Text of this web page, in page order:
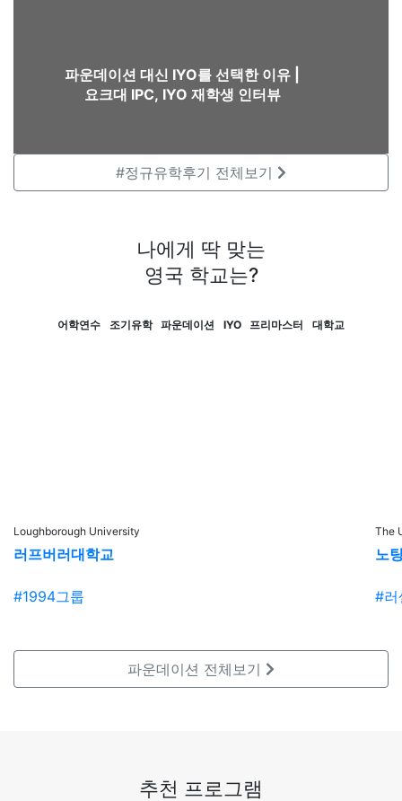
2025.09.11
UCL 법학 석사 합격 후기 -함께 했기에 시행착오 없이
꼼꼼하고 효율적으로 준비할 수 있었어요
영국 미들섹스대학교 스포츠 퍼포먼스 분석 전공 석사
영국 시티대학교 예술경영 프리마스터 솔직 후기 -
“정말 각오하고 와야 해요”
영국 셰필드대학교 경영학 석사 합격 + £10,000 (약
영국 버밍엄 대학교 경영 분석 석사 £10,000 (약
1850만원) 장학금 수여
2025.06.10
2025.06.27
영국 셰필드대학교 경영학 석사 합격 + £10,000 (약
1850만원) 장학금 수여!
파운데이션 대신 IYO를 선택한 이유 |
요크대 IPC, IYO 재학생 인터뷰
#정규유학후기 전체보기
나에게 딱 맞는
영국 학교는?
어학연수 조기유학 파운데이션 IYO 프리마스터 대학교
Loughborough University
러프버러대학교
#1994그룹
The
노
#러
파운데이션 전체보기
추천 프로그램